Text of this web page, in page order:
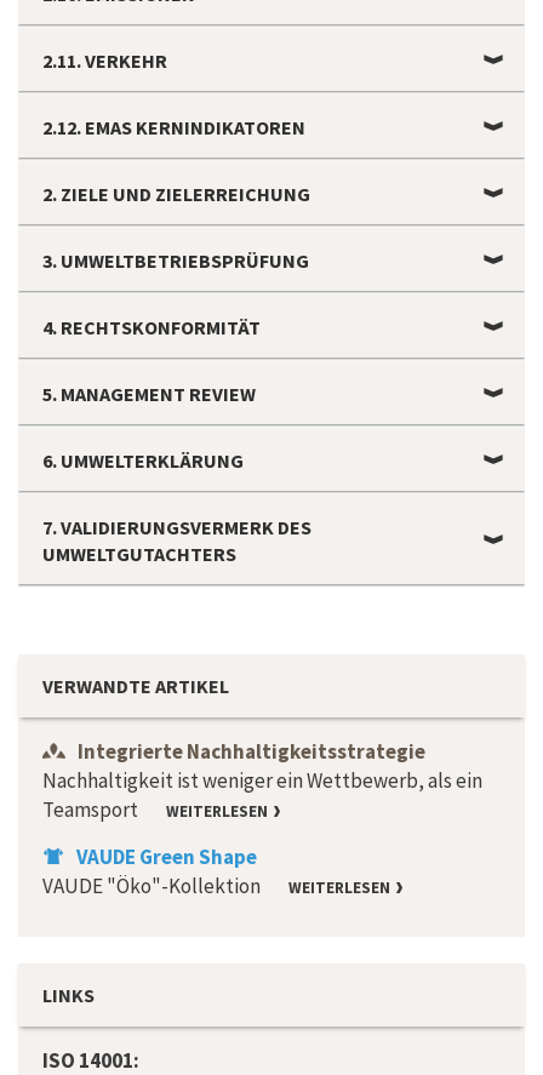
2.11. VERKEHR
2.12. EMAS KERNINDIKATOREN
2. ZIELE UND ZIELERREICHUNG
3. UMWELTBETRIEBSPRÜFUNG
4. RECHTSKONFORMITÄT
5. MANAGEMENT REVIEW
6. UMWELTERKLÄRUNG
7. VALIDIERUNGSVERMERK DES
UMWELTGUTACHTERS
VERWANDTE ARTIKEL
Integrierte Nachhaltigkeitsstrategie
Nachhaltigkeit ist weniger ein Wettbewerb, als ein
Teamsport
WEITERLESEN
VAUDE Green Shape
VAUDE "Öko"-Kollektion
WEITERLESEN
LINKS
ISO 14001: